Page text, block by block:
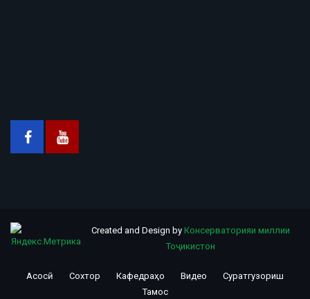
Created and Design by Консерваторияи миллии
Тоҷикистон
Асосӣ Сохтор Кафедраҳо Видео
Суратгузориш
Тамос